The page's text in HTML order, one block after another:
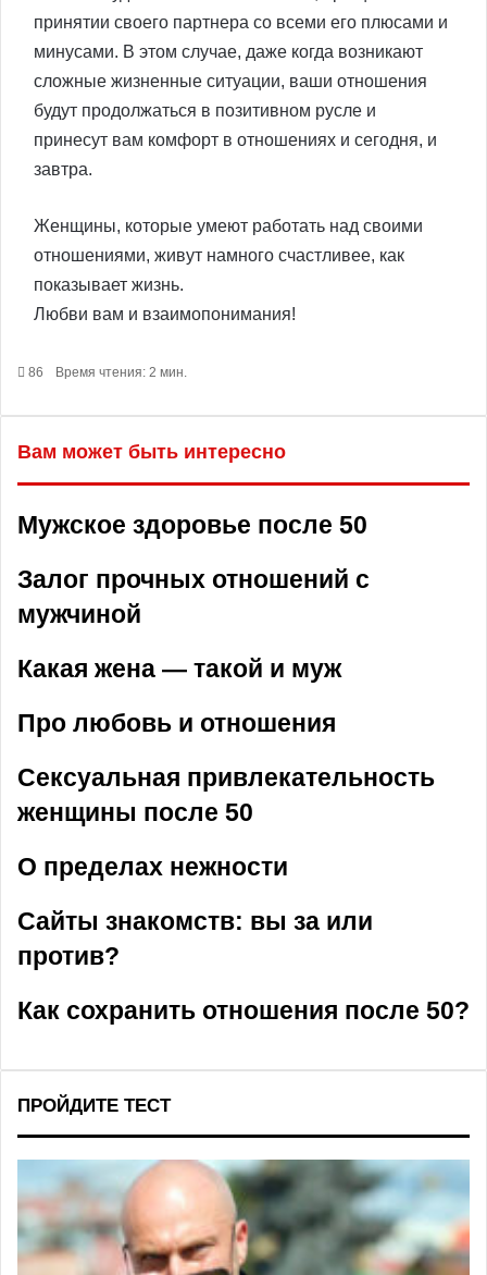
принятии своего партнера со всеми его плюсами и
минусами. В этом случае, даже когда возникают
сложные жизненные ситуации, ваши отношения
будут продолжаться в позитивном русле и
принесут вам комфорт в отношениях и сегодня, и
завтра.
Женщины, которые умеют работать над своими
отношениями, живут намного счастливее, как
показывает жизнь.
Любви вам и взаимопонимания!
86 Время чтения: 2 мин.
Вам может быть интересно
Мужское здоровье после 50
Залог прочных отношений с
мужчиной
Какая жена — такой и муж
Про любовь и отношения
Сексуальная привлекательность
женщины после 50
О пределах нежности
Сайты знакомств: вы за или
против?
Как сохранить отношения после 50?
ПРОЙДИТЕ ТЕСТ